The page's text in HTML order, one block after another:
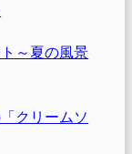
～夏の風景
クリームソ